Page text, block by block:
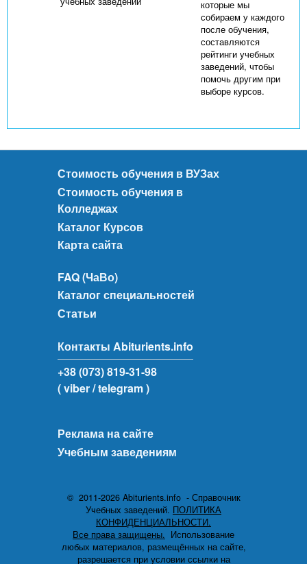
которые мы
собираем у каждого
после обучения,
составляются
рейтинги учебных
заведений, чтобы
помочь другим при
выборе курсов.
Стоимость обучения в ВУЗах
Стоимость обучения в
Колледжах
Каталог Курсов
Карта сайта
FAQ (ЧаВо)
Каталог специальностей
Статьи
Контакты Abiturients.info
+38 (073) 819-31-98
( viber/ telegram )
Реклама на сайте
Учебным заведениям
© 2011-2026 Abiturients.info - Справочник
Учебных заведений. ПОЛИТИКА
КОНФИДЕНЦИАЛЬНОСТИ.
Все права защищены. Использование
любых материалов, размещённых на сайте,
разрешается при условии ссылки на